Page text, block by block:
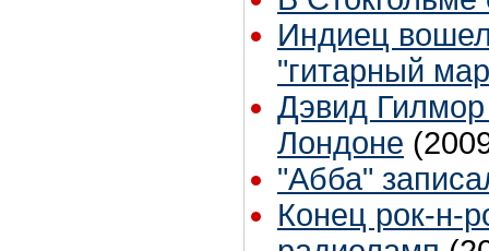
Индиец
"гитарный
Дэвид Гилмор
Лондоне
"Абба"
Конец рок-н-